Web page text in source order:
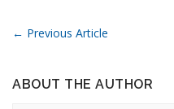
← Previous Article
ABOUT THE AUTHOR